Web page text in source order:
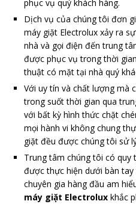
phục vụ quý khách hàng.
Dịch vụ của chúng tôi đơn
máy giặt Electrolux xảy ra
nhà và gọi điện đến trung
được phục vụ trong thời
thuật có mặt tại nhà quý
Với uy tín và chất lượng mà
trong suốt thời gian qua
với bất kỳ hình thức chặt
mọi hành vi không chung
giặt đều được chúng tôi sử
Trung tâm chúng tôi có quy
được thực hiện dưới bàn
chuyên gia hàng đầu am
máy giặt Electrolux khắc